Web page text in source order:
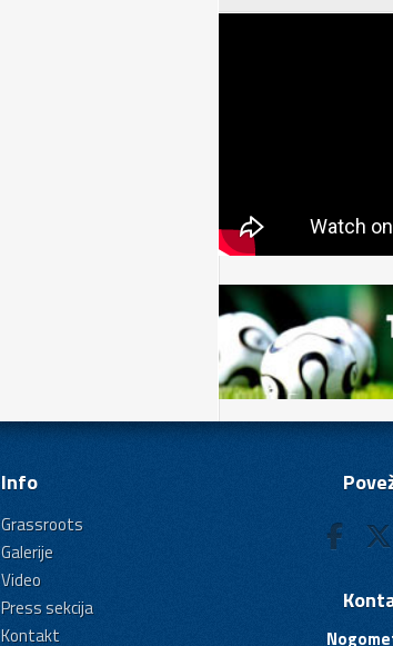
Info
Grassroots
Galerije
Video
Press sekcija
Kontakt